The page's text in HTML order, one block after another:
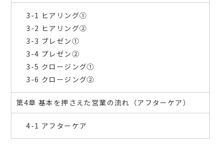
3-1 ヒアリング①
3-2 ヒアリング②
3-3 プレゼン①
3-4 プレゼン②
3-5 クロージング①
3-6 クロージング②
第4章 基本を押さえた営業の流れ（アフターケア）
4-1 アフターケア